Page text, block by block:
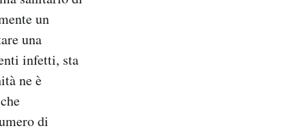
un
una
infetti, sta
ne è
di